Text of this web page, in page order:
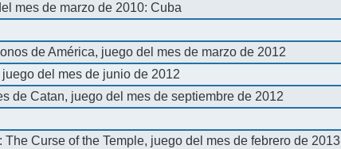
mes de marzo de 2010: Cuba
de América, juego del mes de marzo de 2012
del mes de junio de 2012
de Catan, juego del mes de septiembre de 2012
The Curse of the Temple, juego del mes de febrero de 2013